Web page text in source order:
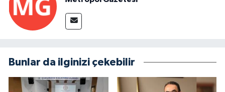
Bunlar da ilginizi çekebilir